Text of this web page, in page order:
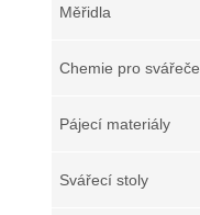
Měřidla
Chemie pro svářeče
Pájecí materiály
Svářecí stoly